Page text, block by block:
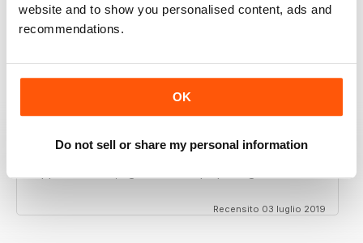
website and to show you personalised content, ads and
recommendations.
OK
Do not sell or share my personal information
content. Finally, we have a Porsche magazine that
Recensito 03 luglio 2019